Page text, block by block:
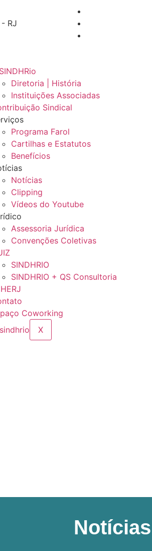
RJ
Diretoria | História
Instituições Associadas
Sindical
Programa Farol
Cartilhas e Estatutos
Benefícios
Notícias
Clipping
Vídeos do Youtube
Assessoria Jurídica
Convenções Coletivas
SINDHRIO
SINDHRIO + QS Consultoria
Coworking
X
Notícias